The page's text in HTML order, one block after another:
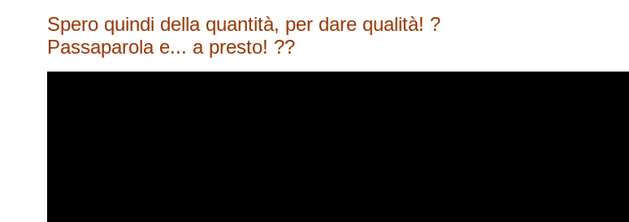
Spero quindi della quantità, per dare qualità! ?
Passaparola e... a presto! ??